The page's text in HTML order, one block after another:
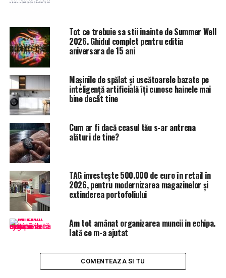
amintindu-i că numele emisiunii nu a fost invenţia
prezentatorului tv. „Eu am inventat brandul ‘Jocuri de
putere’. Ca şi pe Rareş moderatorul”, a comentat Cozmin
Guşă.
Claudiu Popa, înlocuitorul lui Rareş Bogdan este un
prezentator al postului Realitatea tv, care a fost prins
cu ţigări cu canabis, în luna august, la un festival de
Zeicescu de la TVR. Prezentatorii TV au fost urmăriţi
penal pentru deţinere de droguri de risc pentru consum
propriu, însă, după ce procurorii DIICOT au finalizat
cercetările, au stabilit ca cei doi să nu fie trimişi în
judecată.
Tot ce trebuie sa stii inainte de Summer Well
2026. Ghidul complet pentru editia
aniversara de 15 ani
Mașinile de spălat și uscătoarele bazate pe
inteligență artificială îți cunosc hainele mai
bine decât tine
Cum ar fi dacă ceasul tău s-ar antrena
alături de tine?
TAG investește 500.000 de euro în retail în
2026, pentru modernizarea magazinelor și
extinderea portofoliului
Am tot amânat organizarea muncii in echipa.
Iată ce m-a ajutat
COMENTEAZA SI TU